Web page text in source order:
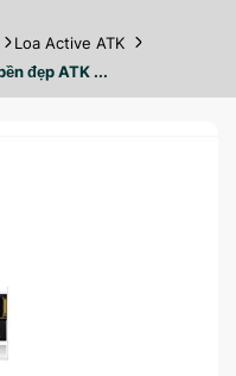
Loa Active ATK
đẹp ATK ...